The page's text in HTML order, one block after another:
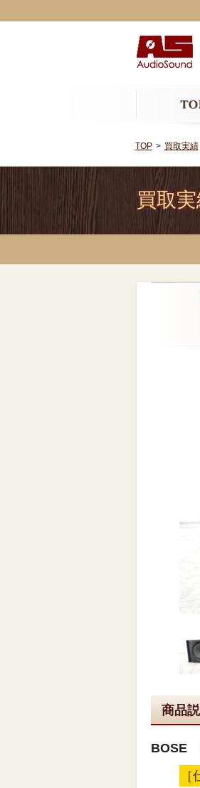
TOP 買取実績
買取
商品
BOSE
［